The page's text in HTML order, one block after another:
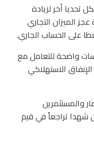
أخر لزيادة
الميزان التجاري
على الحساب الجاري.
واضحة للتعامل مع
الاستهلاكي
والمستثمرين
شهدا تراجعاً في قيم